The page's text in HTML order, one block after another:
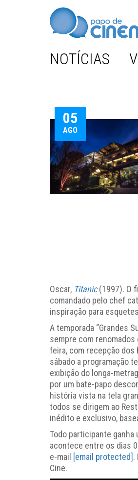
NOTÍCIAS
05
AGO
Oscar, Titanic(1997). O
comandado pelo chef
inspiração para
A temporada “Grandes
sempre com
feira, com recepção dos
sábado a programação
exibição do longa-
por um bate-papo
história vista na tela
todos se dirigem ao
inédito e exclusivo,
Todo participante ganha
acontece entre os dias
e-mail [email protected].
Cine.